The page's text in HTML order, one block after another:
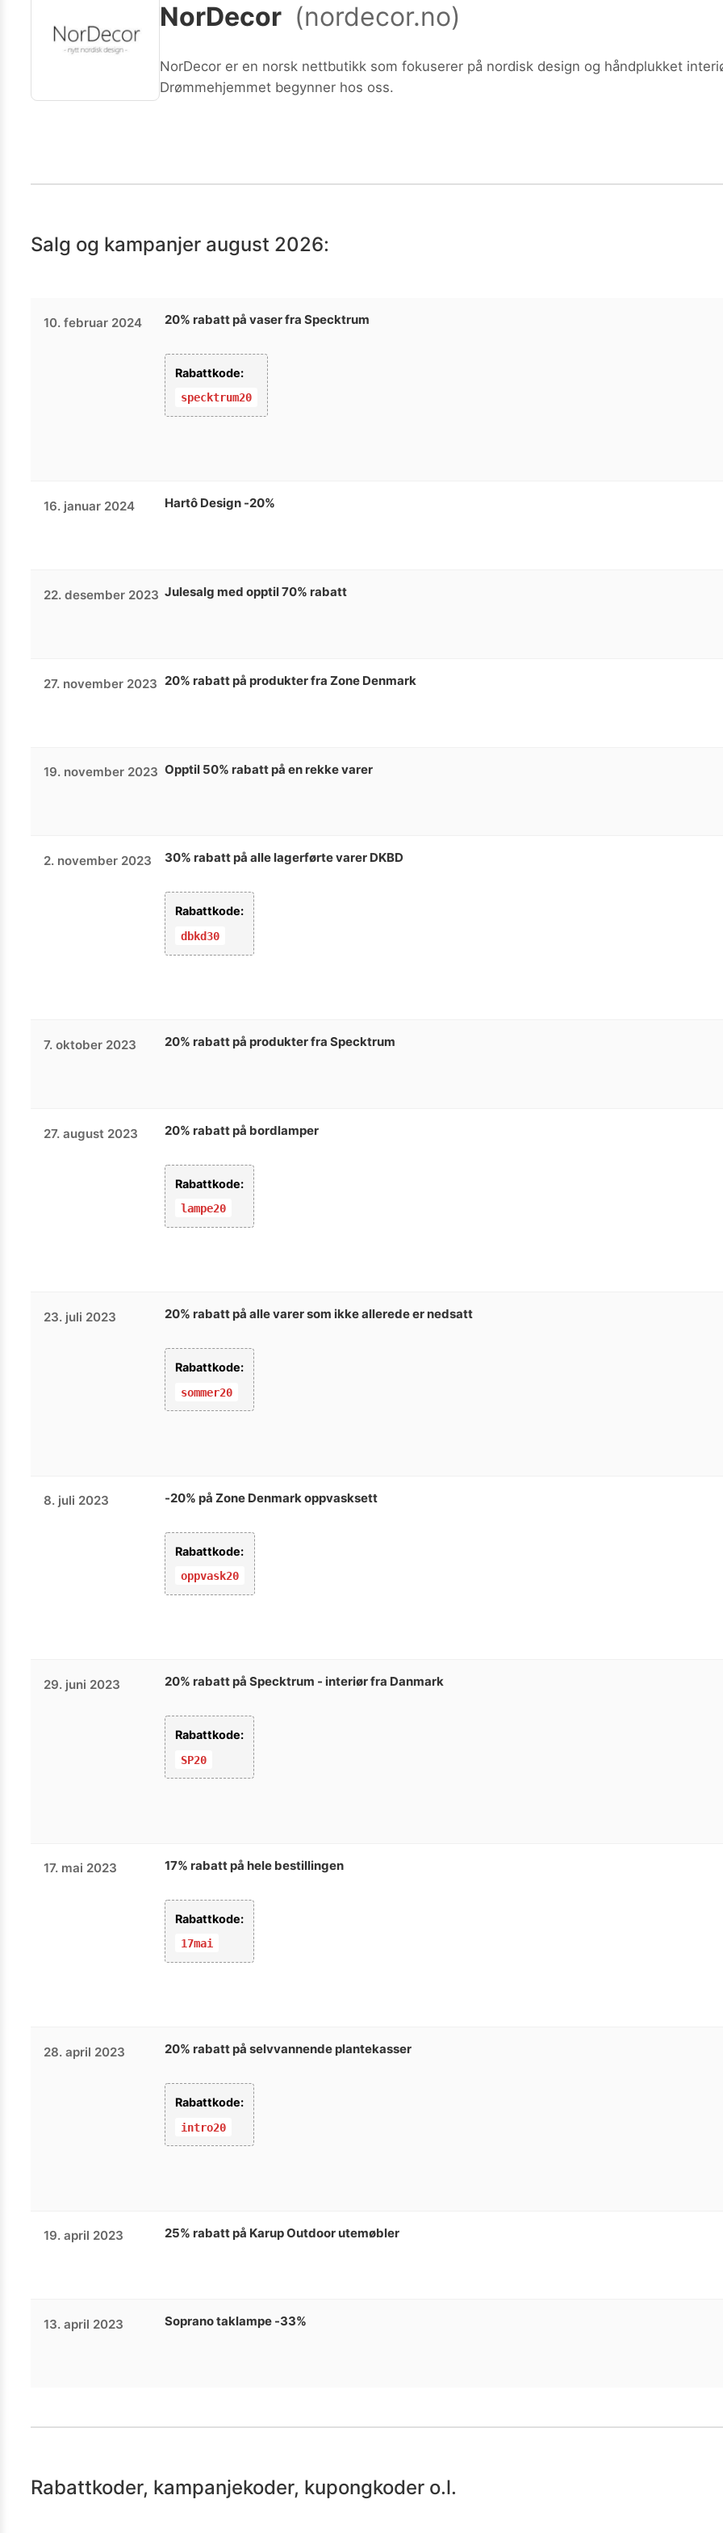
Send inn
Vil du være med i tipsekonkurransen kan du oppgi kontaktdetaljer i neste steg.
NorDecor (nordecor.no)
NorDecor er en norsk nettbutikk som fokuserer på nordisk design og håndplukket
Drømmehjemmet begynner hos oss.
Salg og kampanjer august 2026:
10. februar 2024 20% rabatt på vaser fra Specktrum
Rabattkode:
specktrum20
16. januar 2024 Hartô Design -20%
22. desember 2023 Julesalg med opptil 70% rabatt
27. november 2023 20% rabatt på produkter fra Zone Denmark
19. november 2023 Opptil 50% rabatt på en rekke varer
2. november 2023 30% rabatt på alle lagerførte varer DKBD
Rabattkode:
dbkd30
7. oktober 2023 20% rabatt på produkter fra Specktrum
27. august 2023 20% rabatt på bordlamper
Rabattkode:
lampe20
23. juli 2023 20% rabatt på alle varer som ikke allerede er nedsatt
Rabattkode:
sommer20
8. juli 2023 -20% på Zone Denmark oppvasksett
Rabattkode:
oppvask20
29. juni 2023 20% rabatt på Specktrum - interiør fra Danmark
Rabattkode:
SP20
17. mai 2023 17% rabatt på hele bestillingen
Rabattkode:
17mai
28. april 2023 20% rabatt på selvvannende plantekasser
Rabattkode:
intro20
19. april 2023 25% rabatt på Karup Outdoor utemøbler
13. april 2023 Soprano taklampe -33%
Rabattkoder, kampanjekoder, kupongkoder o.l.